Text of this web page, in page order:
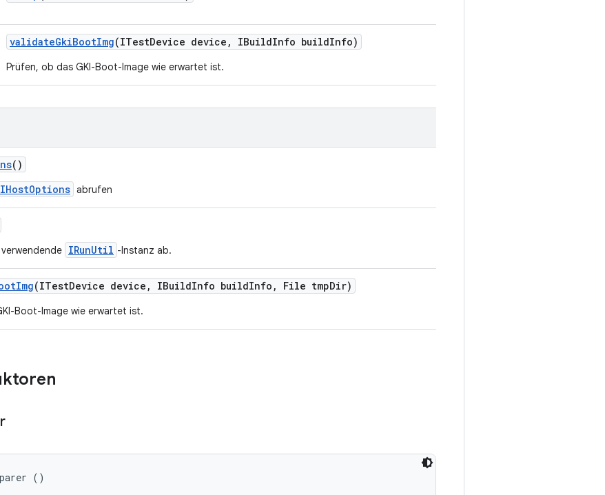
validateGkiBootImg(ITestDevice device , IBuildInfo buildInfo)
Prüfen, ob das GKI-Boot-Image wie erwartet ist.
()
IHostOptions abrufen
IRunUtil -Instanz ab.
Img(ITestDevice device , IBuildInfo buildInfo , File tmpDir)
Boot-Image wie erwartet ist.
()